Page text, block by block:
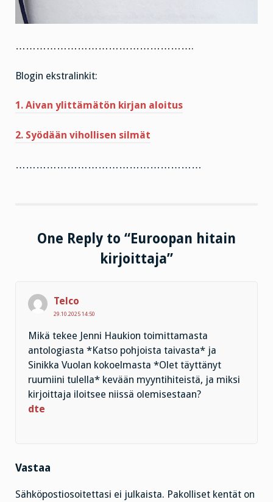
…………………………………………….
Blogin ekstralinkit:
1. Aivan ylittämätön kirjan aloitus
2. Syödään vihollisen silmät
………………………………………………
One Reply to “Euroopan hitain
kirjoittaja”
Telco
29.10.2025 14:50
Mikä tekee Jenni Haukion toimittamasta
antologiasta *Katso pohjoista taivasta* ja
Sinikka Vuolan kokoelmasta *Olet täyttänyt
ruumiini tulella* kevään myyntihiteistä, ja miksi
kirjoittaja iloitsee niissä olemisestaan?
dte
Vastaa
Sähköpostiosoitettasi ei julkaista. Pakolliset kentät on